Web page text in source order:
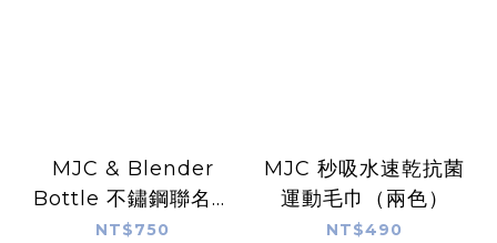
MJC & Blender
Bottle 不鏽鋼聯名水
壺 24 oz - (象牙黃)
NT$750
MJC 秒吸水速乾抗菌
運動毛巾（兩色）
NT$490